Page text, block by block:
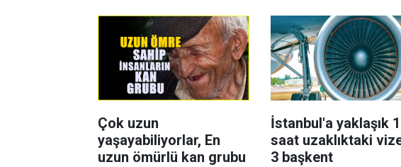
Çok uzun
yaşayabiliyorlar, En
uzun ömürlü kan grubu
İstanbul'a yaklaşık 1
saat uzaklıktaki
3 başkent